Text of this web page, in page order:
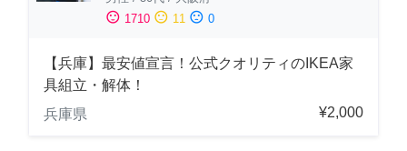
sentiment_satisfied 1710 sentiment_neutral 11 sentiment_dissatisfied 0
【兵庫】最安値宣言！公式クオリティのIKEA家
具組立・解体！
兵庫県
¥2,000